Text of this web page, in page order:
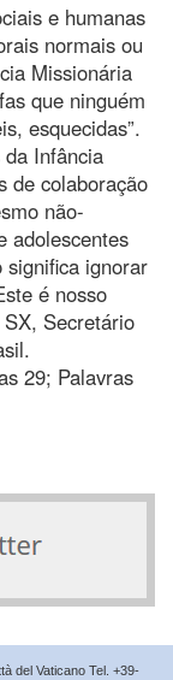
e humanas
normais ou
Missionária
que ninguém
esquecidas”.
Infância
de colaboração
não-
adolescentes
significa ignorar
é nosso
Secretário
29; Palavras
del Vaticano Tel. +39-